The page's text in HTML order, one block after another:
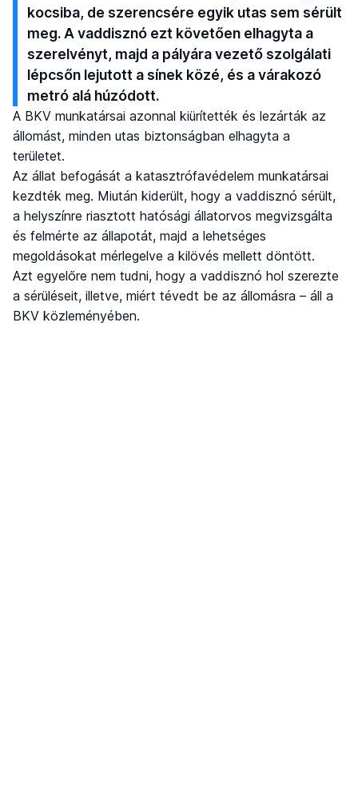
kocsiba, de szerencsére egyik utas sem sérült
meg. A vaddisznó ezt követően elhagyta a
szerelvényt, majd a pályára vezető szolgálati
lépcsőn lejutott a sínek közé, és a várakozó
metró alá húzódott.
A BKV munkatársai azonnal kiürítették és lezárták az
állomást, minden utas biztonságban elhagyta a
területet.
Az állat befogását a katasztrófavédelem munkatársai
kezdték meg. Miután kiderült, hogy a vaddisznó sérült,
a helyszínre riasztott hatósági állatorvos megvizsgálta
és felmérte az állapotát, majd a lehetséges
megoldásokat mérlegelve a kilövés mellett döntött.
Azt egyelőre nem tudni, hogy a vaddisznó hol szerezte
a sérüléseit, illetve, miért tévedt be az állomásra – áll a
BKV közleményében.